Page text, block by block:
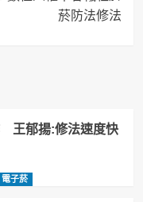
菸防法修法
王郁揚:修法速度快
電子菸